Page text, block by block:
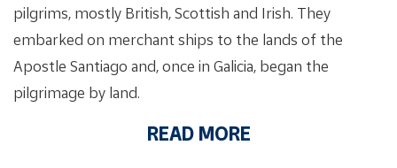
pilgrims, mostly British, Scottish and Irish. They
embarked on merchant ships to the lands of the
Apostle Santiago and, once in Galicia, began the
pilgrimage by land.
READ MORE